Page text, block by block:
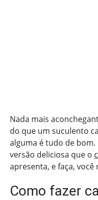
Nada mais
do que um suculento
alguma é tudo de bom.
versão deliciosa que o
apresenta, e faça,
Como fazer